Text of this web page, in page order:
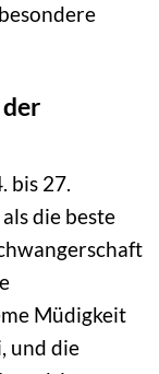
bis 27.
die beste
Müdigkeit
und die